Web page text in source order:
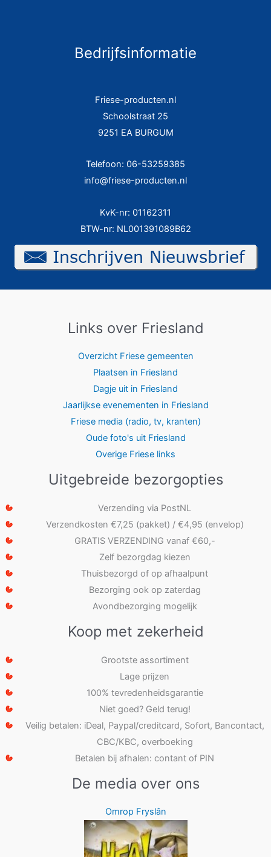
Bedrijfsinformatie
Friese-producten.nl
Schoolstraat 25
9251 EA BURGUM
Telefoon: 06-53259385
info@friese-producten.nl
KvK-nr: 01162311
BTW-nr: NL001391089B62
Links over Friesland
Overzicht Friese gemeenten
Plaatsen in Friesland
Dagje uit in Friesland
Jaarlijkse evenementen in Friesland
Friese media (radio, tv, kranten)
Oude foto's uit Friesland
Overige Friese links
Uitgebreide bezorgopties
Verzending via PostNL
Verzendkosten €7,25 (pakket) / €4,95 (envelop)
GRATIS VERZENDING vanaf €60,-
Zelf bezorgdag kiezen
Thuisbezorgd of op afhaalpunt
Bezorging ook op zaterdag
Avondbezorging mogelijk
Koop met zekerheid
Grootste assortiment
Lage prijzen
100% tevredenheidsgarantie
Niet goed? Geld terug!
Veilig betalen: iDeal, Paypal/creditcard, Sofort, Bancontact,
CBC/KBC, overboeking
Betalen bij afhalen: contant of PIN
De media over ons
Omrop Fryslân